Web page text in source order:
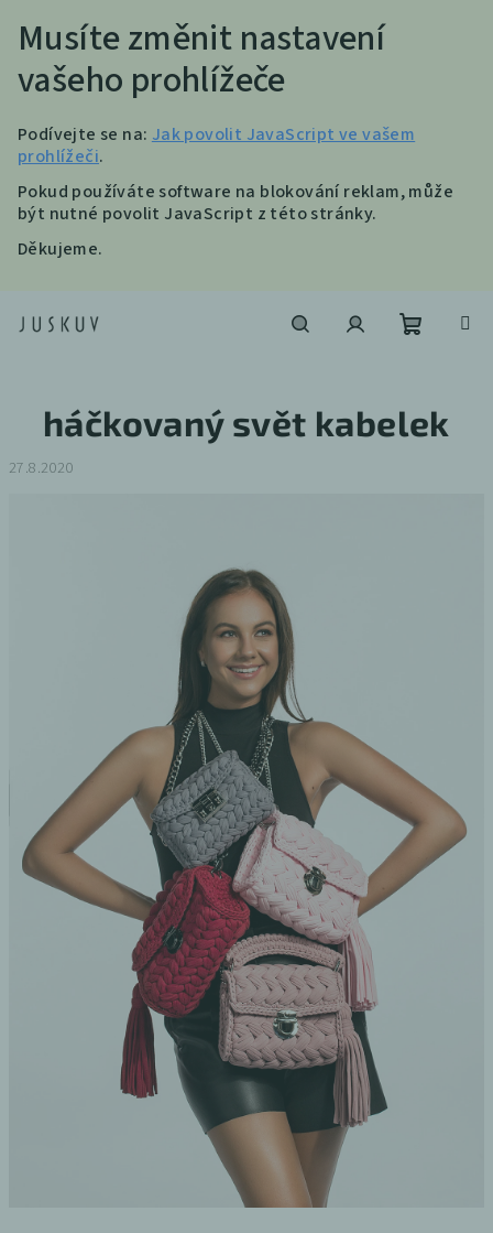
Musíte změnit nastavení
vašeho prohlížeče
Podívejte se na: Jak povolit JavaScript ve vašem
prohlížeči.
Pokud používáte software na blokování reklam, může
být nutné povolit JavaScript z této stránky.
Děkujeme.
košík
háčkovaný svět kabelek
27.8.2020